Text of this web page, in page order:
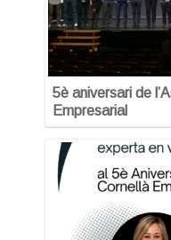
5è aniversari de
Empresarial